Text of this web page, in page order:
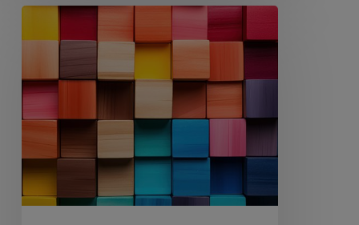
Industrias Químicas Iris
2024-12-18
Barwniki,
w
znacznie
więcej.